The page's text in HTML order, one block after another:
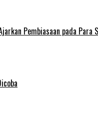
Pembiasaan pada Para